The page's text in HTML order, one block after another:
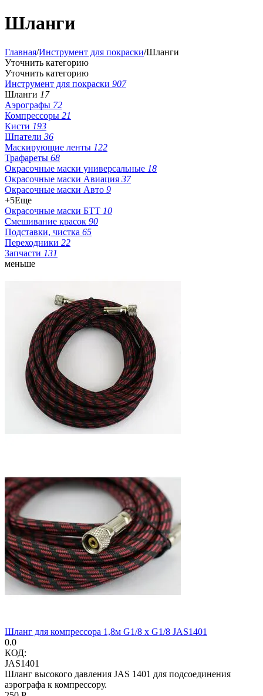
Шланги
Главная/Инструмент для покраски/Шланги
Уточнить категорию
Уточнить категорию
Инструмент для покраски 907
Шланги 17
Аэрографы 72
Компрессоры 21
Кисти 193
Шпатели 36
Маскирующие ленты 122
Трафареты 68
Окрасочные маски универсальные 18
Окрасочные маски Авиация 37
Окрасочные маски Авто 9
+5Еще
Окрасочные маски БТТ 10
Смешивание красок 90
Подставки, чистка 65
Переходники 22
Запчасти 131
меньше
Шланг для компрессора 1,8м G1/8 x G1/8 JAS1401
0.0
КОД:
JAS1401
Шланг высокого давления JAS 1401 для подсоединения
аэрографа к компрессору.